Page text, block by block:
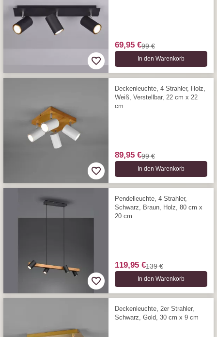
69,95 €99 €
In den Warenkorb
Deckenleuchte, 4 Strahler, Holz,
Weiß, Verstellbar, 22 cm x 22
cm
89,95 €99 €
In den Warenkorb
Pendelleuchte, 4 Strahler,
Schwarz, Braun, Holz, 80 cm x
20 cm
119,95 €139 €
In den Warenkorb
Deckenleuchte, 2er Strahler,
Schwarz, Gold, 30 cm x 9 cm